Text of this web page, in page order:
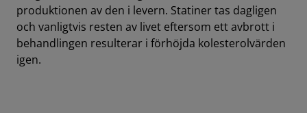
produktionen av den i levern. Statiner tas dagligen
och vanligtvis resten av livet eftersom ett avbrott i
behandlingen resulterar i förhöjda kolesterolvärden
igen.